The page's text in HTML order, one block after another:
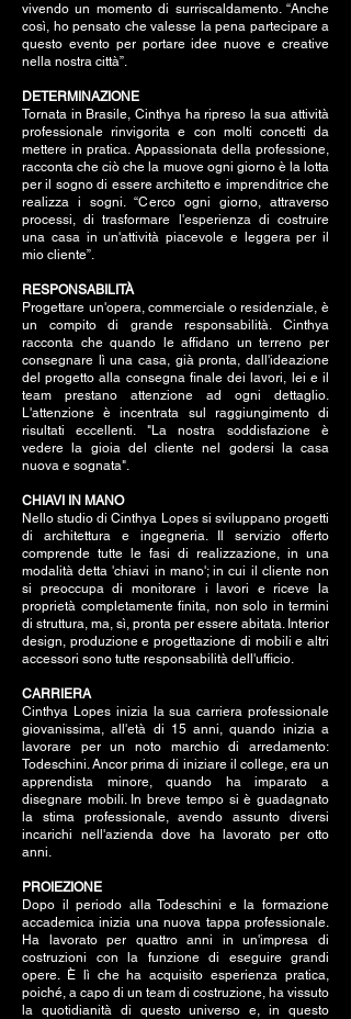
vivendo un momento di surriscaldamento. “Anche
così, ho pensato che valesse la pena partecipare a
questo evento per portare idee nuove e creative
nella nostra città”.
DETERMINAZIONE
Tornata in Brasile, Cinthya ha ripreso la sua attività
professionale rinvigorita e con molti concetti da
mettere in pratica. Appassionata della professione,
racconta che ciò che la muove ogni giorno è la lotta
per il sogno di essere architetto e imprenditrice che
realizza i sogni. “Cerco ogni giorno, attraverso
processi, di trasformare l'esperienza di costruire
una casa in un'attività piacevole e leggera per il
mio cliente”.
RESPONSABILITÀ
Progettare un'opera, commerciale o residenziale, è
un compito di grande responsabilità. Cinthya
racconta che quando le affidano un terreno per
consegnare lì una casa, già pronta, dall'ideazione
del progetto alla consegna finale dei lavori, lei e il
team prestano attenzione ad ogni dettaglio.
L'attenzione è incentrata sul raggiungimento di
risultati eccellenti. "La nostra soddisfazione è
vedere la gioia del cliente nel godersi la casa
nuova e sognata".
CHIAVI IN MANO
Nello studio di Cinthya Lopes si sviluppano progetti
di architettura e ingegneria. Il servizio offerto
comprende tutte le fasi di realizzazione, in una
modalità detta 'chiavi in mano'; in cui il cliente non
si preoccupa di monitorare i lavori e riceve la
proprietà completamente finita, non solo in termini
di struttura, ma, sì, pronta per essere abitata. Interior
design, produzione e progettazione di mobili e altri
accessori sono tutte responsabilità dell'ufficio.
CARRIERA
Cinthya Lopes inizia la sua carriera professionale
giovanissima, all'età di 15 anni, quando inizia a
lavorare per un noto marchio di arredamento:
Todeschini. Ancor prima di iniziare il college, era un
apprendista minore, quando ha imparato a
disegnare mobili. In breve tempo si è guadagnato
la stima professionale, avendo assunto diversi
incarichi nell'azienda dove ha lavorato per otto
anni.
PROIEZIONE
Dopo il periodo alla Todeschini e la formazione
accademica inizia una nuova tappa professionale.
Ha lavorato per quattro anni in un'impresa di
costruzioni con la funzione di eseguire grandi
opere. È lì che ha acquisito esperienza pratica,
poiché, a capo di un team di costruzione, ha vissuto
la quotidianità di questo universo e, in questo